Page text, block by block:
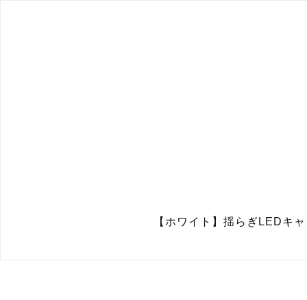
【ホワイト】揺らぎLEDキ